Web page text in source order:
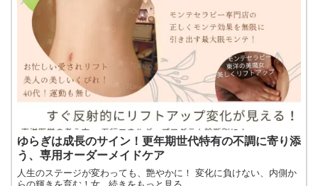
ゆらぎは成長のサイン！更年期世代特有の不調に寄り添
う、専用オーダーメイドケア
人生のステージが変わっても、艶やかに！ 変化に負けない、内側か